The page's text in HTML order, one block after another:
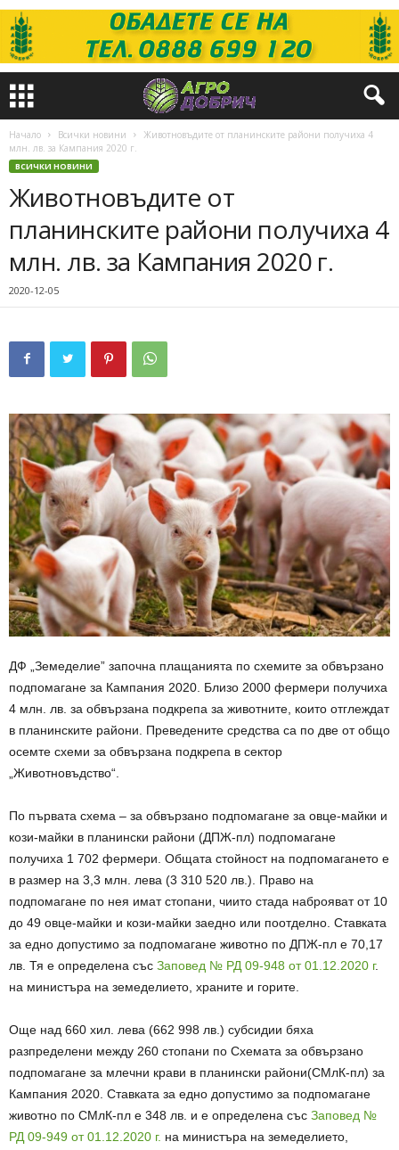
Начало Всички новини
Животновъдите от планинските райони получиха 4
млн. лв. за Кампания 2020 г.
ВСИЧКИ НОВИНИ
Животновъдите от
планинските райони получиха 4
млн. лв. за Кампания 2020 г.
2020-12-05
ДФ „Земеделие” започна плащанията по схемите за обвързано
подпомагане за Кампания 2020. Близо 2000 фермери получиха
4 млн. лв. за обвързана подкрепа за животните, които отглеждат
в планинските райони. Преведените средства са по две от общо
осемте схеми за обвързана подкрепа в сектор
„Животновъдство“.
По първата схема – за обвързано подпомагане за овце-майки и
кози-майки в планински райони (ДПЖ-пл) подпомагане
получиха 1 702 фермери. Общата стойност на подпомагането е
в размер на 3,3 млн. лева (3 310 520 лв.). Право на
подпомагане по нея имат стопани, чиито стада наброяват от 10
до 49 овце-майки и кози-майки заедно или поотделно. Ставката
за едно допустимо за подпомагане животно по ДПЖ-пл е 70,17
лв. Тя е определена със Заповед № РД 09-948 от 01.12.2020 г.
на министъра на земеделието, храните и горите.
Още над 660 хил. лева (662 998 лв.) субсидии бяха
разпределени между 260 стопани по Схемата за обвързано
подпомагане за млечни крави в планински райони(СМлК-пл) за
Кампания 2020. Ставката за едно допустимо за подпомагане
животно по СМлК-пл е 348 лв. и е определена със Заповед №
РД 09-949 от 01.12.2020 г. на министъра на земеделието,